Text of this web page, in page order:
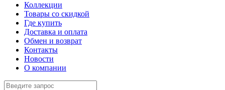
Коллекции
Товары со скидкой
Где купить
Доставка и оплата
Обмен и возврат
Контакты
Новости
О компании